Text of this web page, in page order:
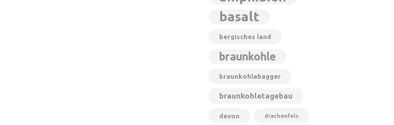
basalt
bergisches land
braunkohle
braunkohlebagger
braunkohletagebau
devon drachenfels